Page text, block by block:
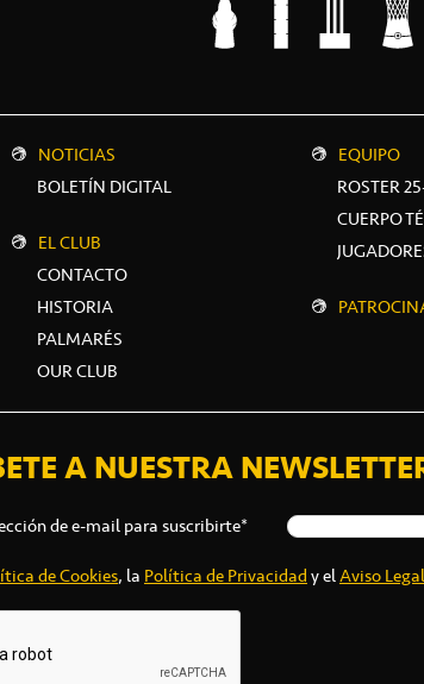
NOTICIAS
BOLETÍN DIGITAL
EL CLUB
CONTACTO
HISTORIA
PALMARÉS
OUR CLUB
EQUIPO
ROSTER
CUERPO
A NUESTRA
de e-mail para suscribirte*
de Cookies, la Política de Privacidady elAviso Legal